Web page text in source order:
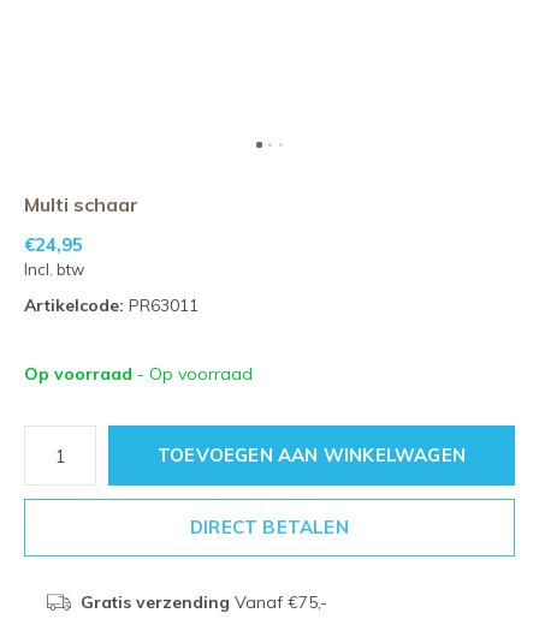
Multi schaar
€24,95
Incl. btw
Artikelcode: PR63011
Op voorraad - Op voorraad
TOEVOEGEN AAN WINKELWAGEN
DIRECT BETALEN
Gratis verzending Vanaf €75,-